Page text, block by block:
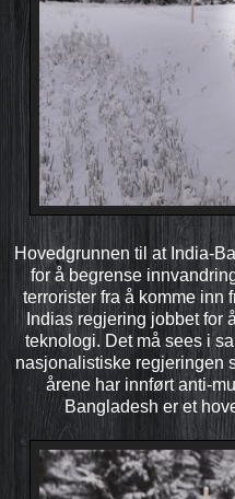
Hovedgrunnen til at India-
for å begrense
terrorister fra å komme inn
Indias regjering jobbet for
teknologi. Det må sees i
nasjonalistiske regjeringen
årene har innført anti-
Bangladesh er et